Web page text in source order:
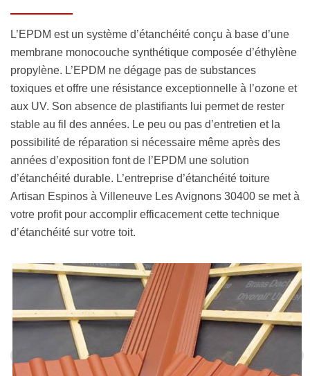
L’EPDM est un système d’étanchéité conçu à base d’une
membrane monocouche synthétique composée d’éthylène
propylène. L’EPDM ne dégage pas de substances
toxiques et offre une résistance exceptionnelle à l’ozone et
aux UV. Son absence de plastifiants lui permet de rester
stable au fil des années. Le peu ou pas d’entretien et la
possibilité de réparation si nécessaire même après des
années d’exposition font de l’EPDM une solution
d’étanchéité durable. L’entreprise d’étanchéité toiture
Artisan Espinos à Villeneuve Les Avignons 30400 se met à
votre profit pour accomplir efficacement cette technique
d’étanchéité sur votre toit.